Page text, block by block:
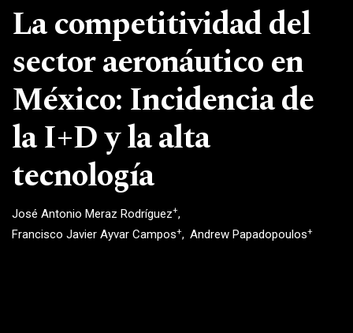
La competitividad del
sector aeronáutico en
México: Incidencia de
la I+D y la alta
tecnología
José Antonio Meraz Rodríguez+
Francisco Javier Ayvar Campos+ Andrew Papadopoulos+